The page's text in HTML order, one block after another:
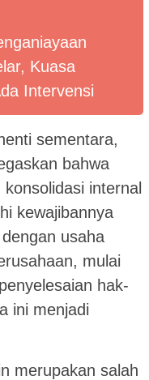
Kuasa
Intervensi
sementara,
bahwa
internal
kewajibannya
usaha
mulai
hak-
ini menjadi
merupakan salah